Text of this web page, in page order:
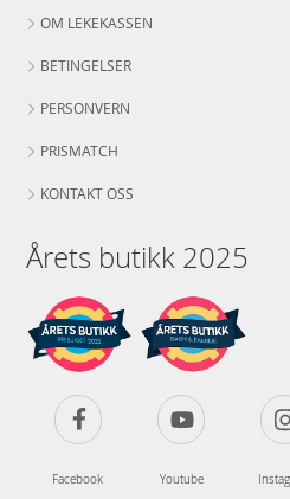
OM LEKEKASSEN
BETINGELSER
PERSONVERN
PRISMATCH
KONTAKT OSS
Årets butikk 2025
Facebook Youtube